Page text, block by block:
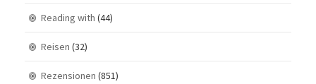
Reading with (44)
Reisen (32)
Rezensionen (851)